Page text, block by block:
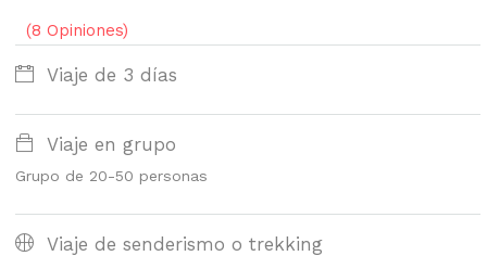
(8 Opiniones)
Viaje de 3 días
Viaje en grupo
Grupo de 20-50 personas
Viaje de senderismo o trekking